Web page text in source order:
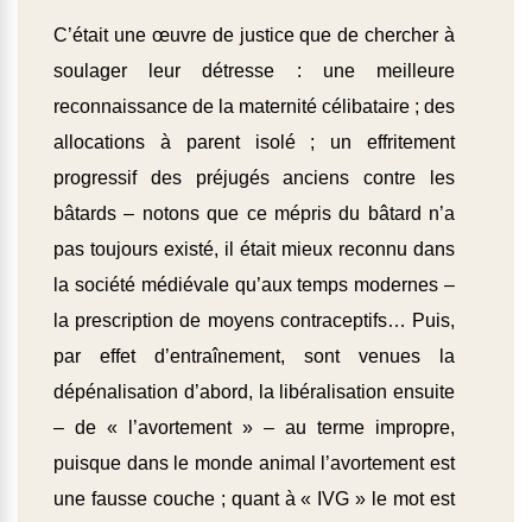
C’était une œuvre de justice que de chercher à
soulager leur détresse : une meilleure
reconnaissance de la maternité célibataire ; des
allocations à parent isolé ; un effritement
progressif des préjugés anciens contre les
bâtards – notons que ce mépris du bâtard n’a
pas toujours existé, il était mieux reconnu dans
la société médiévale qu’aux temps modernes –
la prescription de moyens contraceptifs… Puis,
par effet d’entraînement, sont venues la
dépénalisation d’abord, la libéralisation ensuite
– de « l’avortement » – au terme impropre,
puisque dans le monde animal l’avortement est
une fausse couche ; quant à « IVG » le mot est